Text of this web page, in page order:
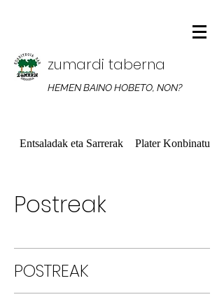
zumardi taberna
HEMEN BAINO HOBETO, NON?
Entsaladak eta Sarrerak Plater Konbinatuak
Postreak
POSTREAK